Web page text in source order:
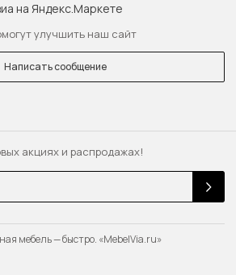
акциях и распродажах!
улучшить наш сайт
Написать сообщение
мебель — быстро. «MebelVia.ru»